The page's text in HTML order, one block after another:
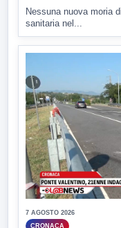
Nessuna nuova moria
sanitaria nel...
7 AGOSTO 2026
CRONACA